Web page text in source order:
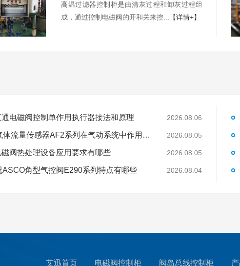
高温过滤器控制柜是由清灰过程和卸灰过程组
成，通过控制电磁阀的开和关来控...
【详情+】
电磁阀控制单作用执行器接法和原理 2026.08.06
AVENTICS气体流量传感器AF2系列在气动系统中作用是什么 2026.08.05
阀热处理设备应用要求有哪些 2026.08.05
ASCO角型气控阀E290系列特点有哪些 2026.08.04
艾迅首页 电磁阀控制柜 阀岛总线控制柜